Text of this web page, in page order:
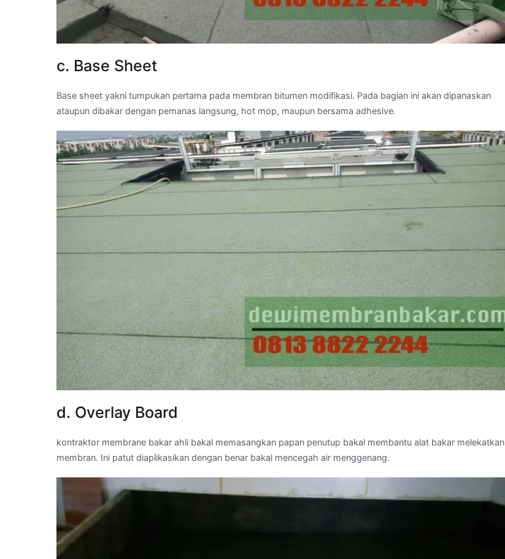
c. Base Sheet
Base sheet yakni tumpukan pertama pada membran bitumen modifikasi. Pada bagian ini akan dipanaskan
ataupun dibakar dengan pemanas langsung, hot mop, maupun bersama adhesive.
d. Overlay Board
kontraktor membrane bakar ahli bakal memasangkan papan penutup bakal membantu alat bakar melekatkan
membran. Ini patut diaplikasikan dengan benar bakal mencegah air menggenang.